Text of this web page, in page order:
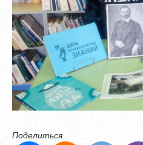
Поделиться